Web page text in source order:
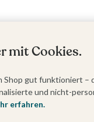
mit Cookies.
Shop gut funktioniert
und nicht-
erfahren.